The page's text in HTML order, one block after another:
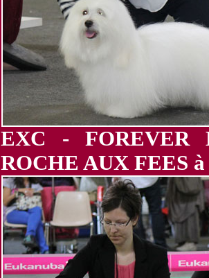
EXC -
ROCHE AUX FEES